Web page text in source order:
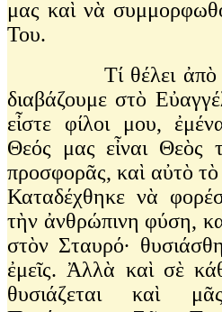
μας καὶ νὰ
Του.
Τί θέλει ἀπὸ
διαβάζουμε στὸ
εἶστε φίλοι μου,
Θεός μας εἶναι Θεὸς
προσφορᾶς, καὶ αὐτὸ
Καταδέχθηκε νὰ
τὴν ἀνθρώπινη φύση,
στὸν Σταυρό·
ἐμεῖς. Ἀλλὰ καὶ σὲ
θυσιάζεται καὶ